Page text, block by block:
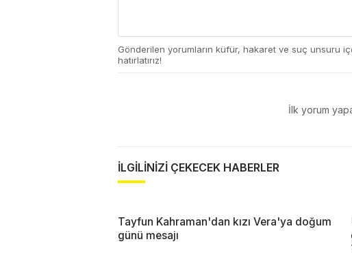
Gönderilen yorumların küfür, hakaret ve suç unsuru
hatırlatırız!
İlk yorum
İLGİLİNİZİ ÇEKECEK HABERLER
Tayfun Kahraman'dan kızı Vera'ya doğum
günü mesajı